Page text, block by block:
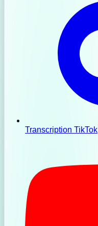
Transcription TikTok